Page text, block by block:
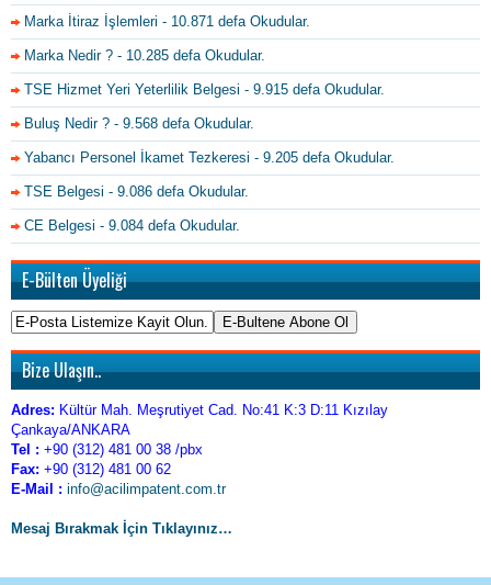
Marka İtiraz İşlemleri - 10.871 defa Okudular.
Marka Nedir ? - 10.285 defa Okudular.
TSE Hizmet Yeri Yeterlilik Belgesi - 9.915 defa Okudular.
Buluş Nedir ? - 9.568 defa Okudular.
Yabancı Personel İkamet Tezkeresi - 9.205 defa Okudular.
TSE Belgesi - 9.086 defa Okudular.
CE Belgesi - 9.084 defa Okudular.
E-Bülten Üyeliği
Bize Ulaşın..
Adres: Kültür Mah. Meşrutiyet Cad. No:41 K:3 D:11 Kızılay
Çankaya/ANKARA
Tel : +90 (312) 481 00 38 /pbx
Fax: +90 (312) 481 00 62
E-Mail : info@acilimpatent.com.tr
Mesaj Bırakmak İçin Tıklayınız…